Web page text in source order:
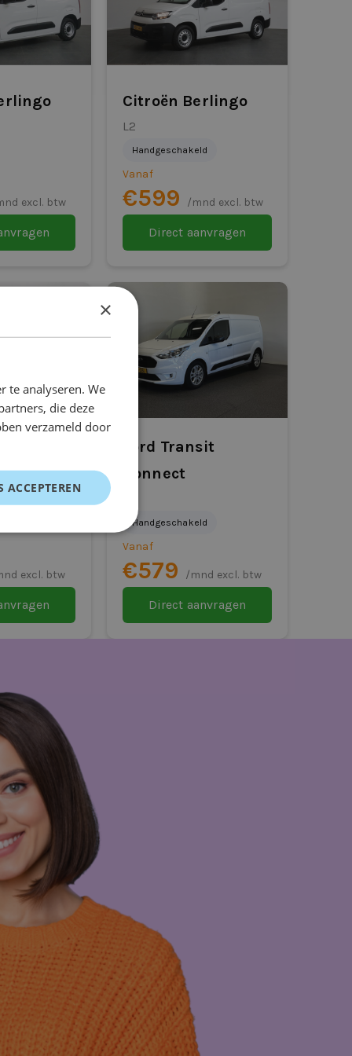
excl. btw
Citroën Berlingo
L2
Handgeschakeld
Vanaf
€599 /mnd excl. btw
Direct aanvragen
excl. btw
Ford Transit
Connect
Handgeschakeld
Vanaf
€579 /mnd excl. btw
Direct aanvragen
×
te analyseren. We
die deze
verzameld door
ACCEPTEREN